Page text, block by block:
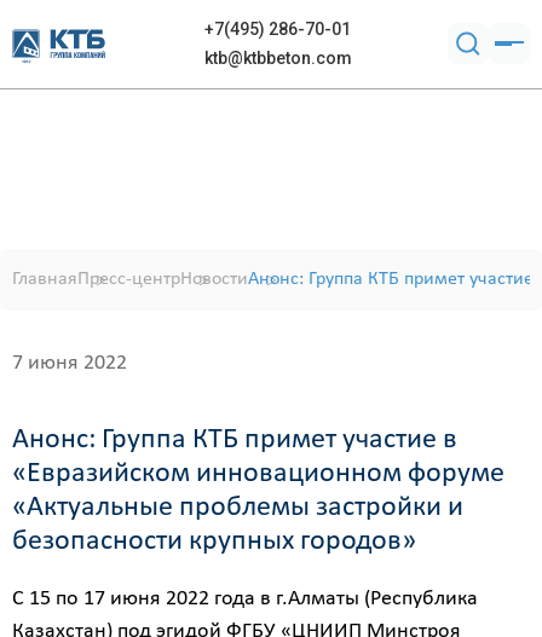
+7(495) 286-70-01
ktb@ktbbeton.com
ГлавнаяПресс-центрНовостиАнонс: Группа КТБ примет
7 июня 2022
Анонс: Группа КТБ примет участие в
«Евразийском инновационном форуме
«Актуальные проблемы застройки и
безопасности крупных городов»
С 15 по 17 июня 2022 года в г.Алматы (Республика
Казахстан) под эгидой ФГБУ «ЦНИИП Минстроя